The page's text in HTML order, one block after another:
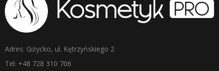
Adres: Giżycko, ul. Kętrzyńskiego 2
Tel: +48 728 310 706